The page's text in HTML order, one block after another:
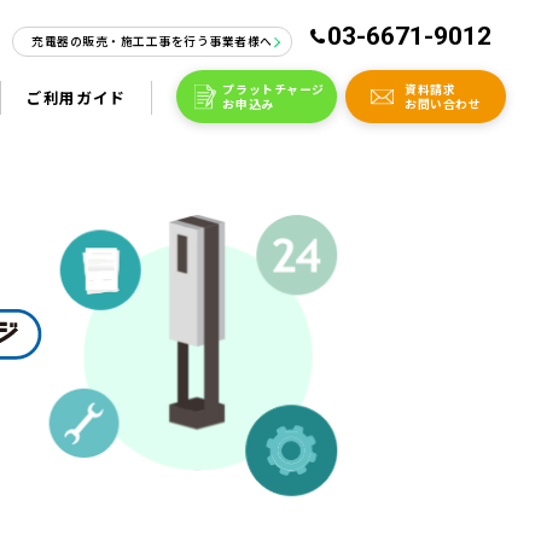
充電器の販売・施工工事を行う事業者様へ 03-6671-9012
ご利用ガイド
プラットチャージ
お申込み
資料請求
お問い合わせ